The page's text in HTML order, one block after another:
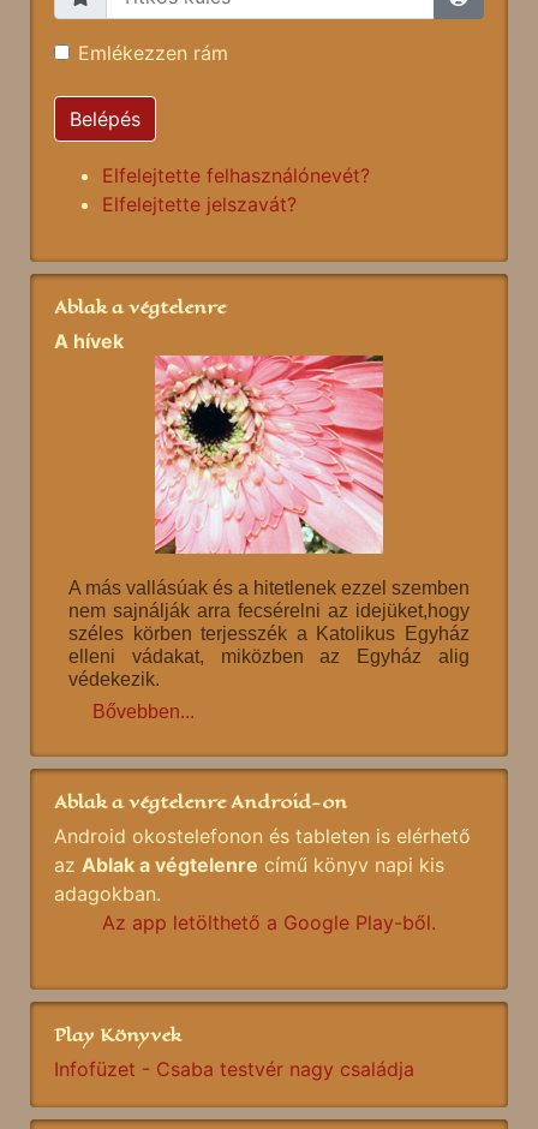
Emlékezzen rám
Belépés
Elfelejtette felhasználónevét?
Elfelejtette jelszavát?
Ablak a végtelenre
A hívek
A más vallásúak és a hitetlenek ezzel szemben
nem sajnálják arra fecsérelni az idejüket,hogy
széles körben terjesszék a Katolikus Egyház
elleni vádakat, miközben az Egyház alig
védekezik.
Bővebben...
Ablak a végtelenre Android-on
Android okostelefonon és tableten is elérhető
az Ablak a végtelenre című könyv napi kis
adagokban.
Az app letölthető a Google Play-ből.
Play Könyvek
Infofüzet - Csaba testvér nagy családja